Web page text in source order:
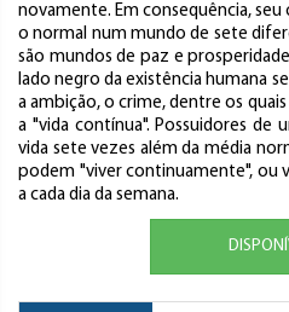
novamente. Em consequência,
o normal num mundo de sete
são mundos de paz e
lado negro da existência humana
a ambição, o crime, dentre os
a "vida contínua". Possuidores de
vida sete vezes além da média
podem "viver continuamente", ou
a cada dia da semana.